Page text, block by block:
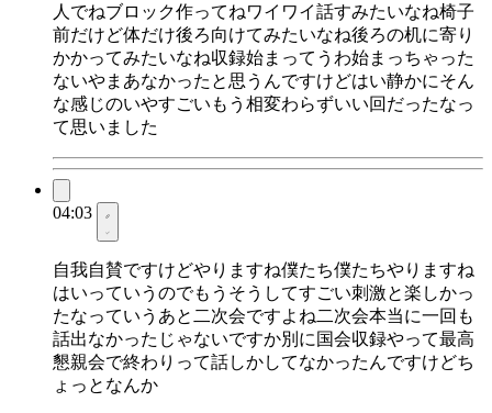
人でねブロック作ってねワイワイ話すみたいなね椅子
前だけど体だけ後ろ向けてみたいなね後ろの机に寄り
かかってみたいなね収録始まってうわ始まっちゃった
ないやまあなかったと思うんですけどはい静かにそん
な感じのいやすごいもう相変わらずいい回だったなっ
て思いました
04:03
自我自賛ですけどやりますね僕たち僕たちやりますね
はいっていうのでもうそうしてすごい刺激と楽しかっ
たなっていうあと二次会ですよね二次会本当に一回も
話出なかったじゃないですか別に国会収録やって最高
懇親会で終わりって話しかしてなかったんですけどち
ょっとなんか